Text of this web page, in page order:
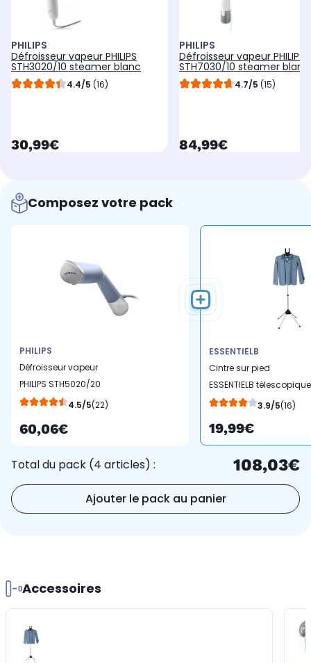
PHILIPS
Défroisseur vapeur PHILIPS
STH3020/10 steamer blanc
4.4/5 (16)
currentPrice
30,99€
PHILIPS
Défroisseur vapeur PHILIPS
STH7030/10 steamer blanc
4.7/5 (15)
currentPrice
84,99€
Composez votre pack
PHILIPS
Défroisseur vapeur
PHILIPS STH5020/20
steamer bleu4.5/5(22)
60,06€
ESSENTIELB
Cintre sur pied
ESSENTIELB télescopique
pour défroisseur
3.9/5(16)
19,99€
Total du pack (4 articles) : 108,03€
Ajouter le pack au panier
Accessoires